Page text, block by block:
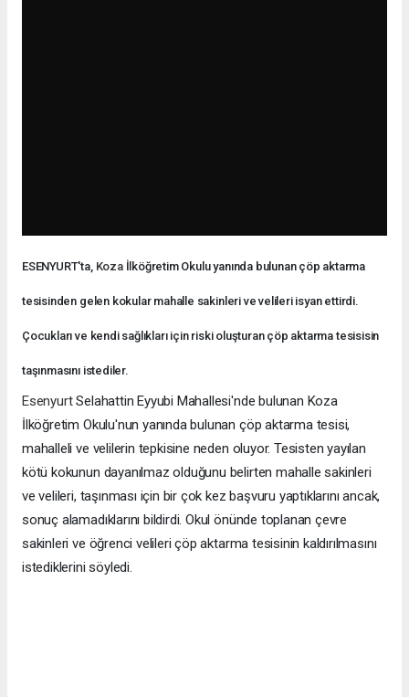
ESENYURT'ta, Kozaİlköğretim Okulu yanında bulunan çöp aktarma
tesisinden gelen kokular mahalle sakinleri ve velileri isyan ettirdi.
Çocukları ve kendi sağlıkları için riski oluşturan çöp aktarma tesisisin
taşınmasını istediler.
EsenyurtSelahattin Eyyubi Mahallesi'nde bulunan Koza
İlköğretim Okulu'nun yanında bulunan çöp aktarma tesisi,
mahalleli ve velilerin tepkisine neden oluyor. Tesisten yayılan
kötü kokunun dayanılmaz olduğunu belirten mahalle sakinleri
ve velileri, taşınması için bir çok kez başvuru yaptıklarını ancak,
sonuç alamadıklarını bildirdi. Okul önünde toplanan çevre
sakinleri ve öğrenci velileri çöp aktarma tesisinin kaldırılmasını
istediklerini söyledi.